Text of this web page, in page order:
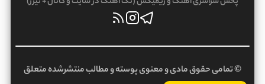
© تمامی حقوق مادی و معنوی پوسته و مطالب منتشرشده متعلق